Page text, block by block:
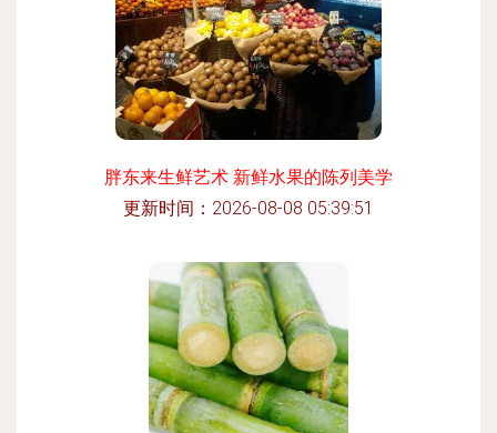
胖东来生鲜艺术 新鲜水果的陈列美学
更新时间：2026-08-08 05:39:51